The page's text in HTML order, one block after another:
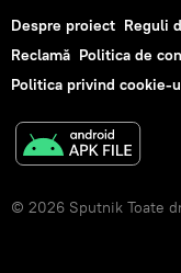
Despre proiect Reguli
Reclamă Politica de
Politica privind cookie-
© 2026 Sputnik Toate